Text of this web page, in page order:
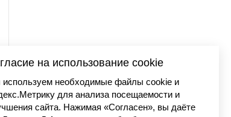
на использование cookie
необходимые файлы cookie и
для анализа посещаемости и
сайта. Нажимая «Согласен», вы даёте